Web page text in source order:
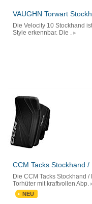
VAUGHN Torwart
Die Velocity 10 Stockhand
Style erkennbar. Die .
CCM Tacks Stockhand
Die CCM Tacks Stockhand
Torhüter mit kraftvollen Abp.
NEU